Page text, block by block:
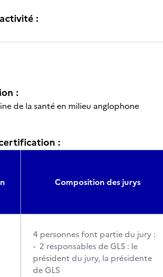
:
:
de la santé en milieu anglophone
:
Composition des jurys
4 personnes font partie du jury :
- 2 responsables de GLS : le
président du jury, la présidente
de GLS